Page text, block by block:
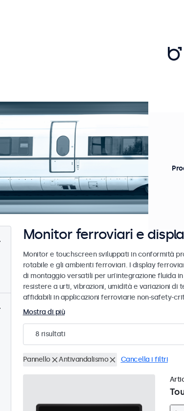
Monitor ferroviari e
Monitor e touchscreen sviluppati in conformità
rotabile e gli ambienti ferroviari. I display
di montaggio versatili per un’integrazione fluida
resistere a urti, vibrazioni, umidità e variazioni di
affidabili in applicazioni ferroviarie non-safety-
Mostra di più
8 risultati
Pannello Antivandalismo Cancella i filtri